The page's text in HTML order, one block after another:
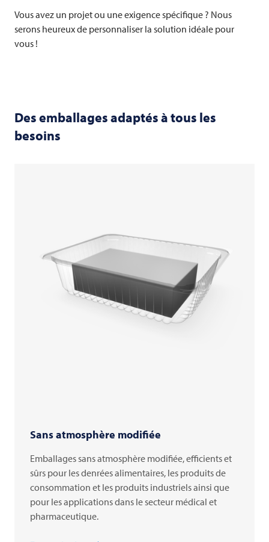
Vous avez un projet ou une exigence spécifique ? Nous
serons heureux de personnaliser la solution idéale pour
vous !
Des emballages adaptés à tous les
besoins
Sans atmosphère modifiée
Emballages sans atmosphère modifiée, efficients et
sûrs pour les denrées alimentaires, les produits de
consommation et les produits industriels ainsi que
pour les applications dans le secteur médical et
pharmaceutique.